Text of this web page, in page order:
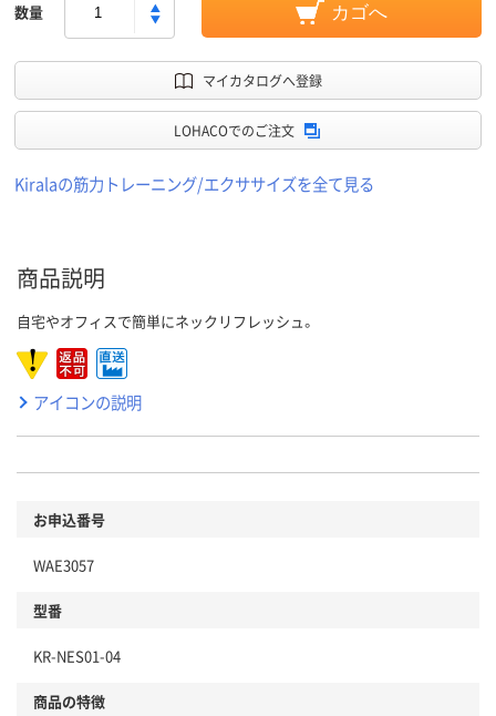
数量 カゴへ
マイカタログへ登録
LOHACOでのご注文
Kiralaの筋力トレーニング/エクササイズを全て見る
商品説明
自宅やオフィスで簡単にネックリフレッシュ。
アイコンの説明
お申込番号
WAE3057
型番
KR-NES01-04
商品の特徴